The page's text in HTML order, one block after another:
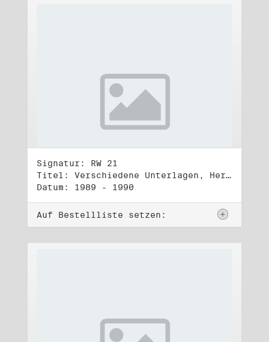
Signatur: RW 21
Titel: Verschiedene Unterlagen, Herbst 1989 bis Herbst 1990
Datum: 1989 - 1990
Auf Bestellliste setzen: